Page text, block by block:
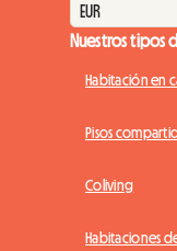
Nuestros tipos
Habitación en
Pisos
Coliving
Habitaciones